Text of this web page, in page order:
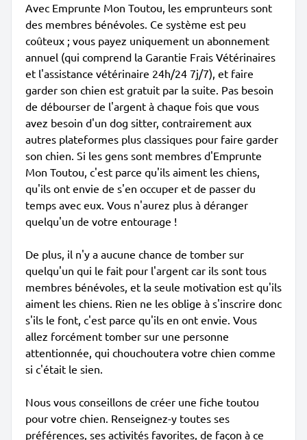
Avec Emprunte Mon Toutou, les emprunteurs sont
des membres bénévoles. Ce système est peu
coûteux ; vous payez uniquement un abonnement
annuel (qui comprend la Garantie Frais Vétérinaires
et l'assistance vétérinaire 24h/24 7j/7), et faire
garder son chien est gratuit par la suite. Pas besoin
de débourser de l'argent à chaque fois que vous
avez besoin d'un dog sitter, contrairement aux
autres plateformes plus classiques pour faire garder
son chien. Si les gens sont membres d'Emprunte
Mon Toutou, c'est parce qu'ils aiment les chiens,
qu'ils ont envie de s'en occuper et de passer du
temps avec eux. Vous n'aurez plus à déranger
quelqu'un de votre entourage !
De plus, il n'y a aucune chance de tomber sur
quelqu'un qui le fait pour l'argent car ils sont tous
membres bénévoles, et la seule motivation est qu'ils
aiment les chiens. Rien ne les oblige à s'inscrire donc
s'ils le font, c'est parce qu'ils en ont envie. Vous
allez forcément tomber sur une personne
attentionnée, qui chouchoutera votre chien comme
si c'était le sien.
Nous vous conseillons de créer une fiche toutou
pour votre chien. Renseignez-y toutes ses
préférences, ses activités favorites, de façon à ce